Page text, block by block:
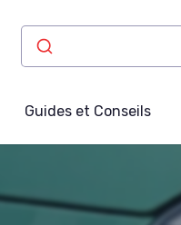
Guides et Conseils